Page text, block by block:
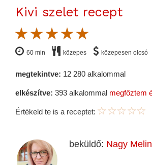
Kivi szelet recept
60 min közepes közepesen olcsó
megtekintve: 12 280 alkalommal
elkészítve: 393 alkalommal megfőztem
Értékeld te is a receptet:
beküldő: Nagy